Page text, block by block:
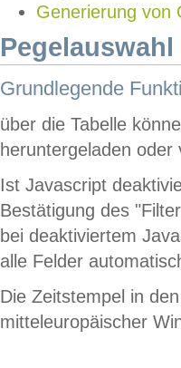
Generierung von
Grundlegende
über die Tabelle
heruntergeladen oder
Ist Javascript
Bestätigung des
bei deaktiviertem
alle Felder
Die Zeitstempel in
mitteleuropäischer